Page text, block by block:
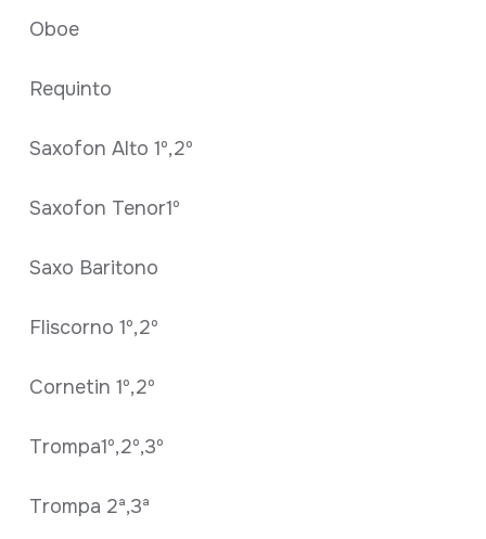
Oboe
Requinto
Saxofon Alto 1º,2º
Saxofon Tenor1º
Saxo Baritono
Fliscorno 1º,2º
Cornetin 1º,2º
Trompa1º,2º,3º
Trompa 2ª,3ª